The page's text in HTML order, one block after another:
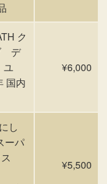
ク
デ
ユ
国内
¥6,000
し
ーパ
ス
¥5,500